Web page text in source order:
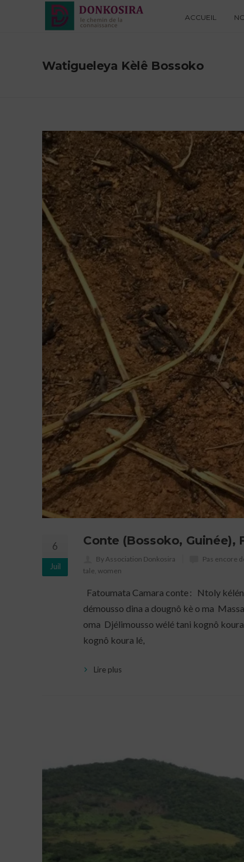
ACCUEIL
Watigueleya Kèlê Bossoko
6
Juil
Conte (Bossoko, Guinée),
By Association Donkosira Pas encore
tale women
Fatoumata Camara conte : Ntoly
démousso dina a dougnô kè o ma
oma Djélimousso wélé tani kognô
kognô koura lé,
Lire plus